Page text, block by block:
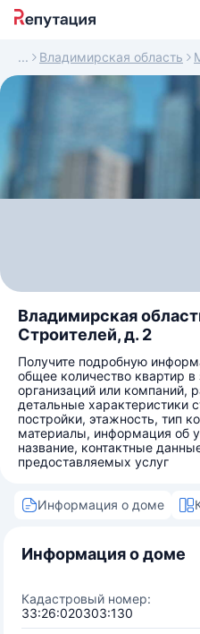
Владимирская область
Владимирская
Строителей, д. 2
Получите подробную
общее количество квартир в
организаций или компаний,
детальные характеристики
постройки, этажность, тип
материалы, информация об
название, контактные
предоставляемых услуг
Информация о доме
Информация о доме
Кадастровый номер:
33:26:020303:130